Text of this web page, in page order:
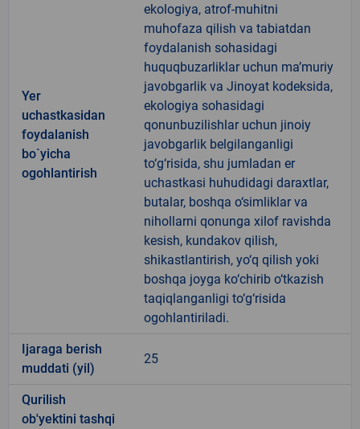
Yer
uchastkasidan
foydalanish
bo`yicha
ogohlantirish
ekologiya, atrof-muhitni
muhofaza qilish va tabiatdan
foydalanish sohasidagi
huquqbuzarliklar uchun ma’muriy
javobgarlik va Jinoyat kodeksida,
ekologiya sohasidagi
qonunbuzilishlar uchun jinoiy
javobgarlik belgilanganligi
to‘g‘risida, shu jumladan er
uchastkasi huhudidagi daraxtlar,
butalar, boshqa o‘simliklar va
nihollarni qonunga xilof ravishda
kesish, kundakov qilish,
shikastlantirish, yo‘q qilish yoki
boshqa joyga ko‘chirib o‘tkazish
taqiqlanganligi to‘g‘risida
ogohlantiriladi.
Ijaraga berish
muddati (yil)
25
Qurilish
ob'yektini tashqi